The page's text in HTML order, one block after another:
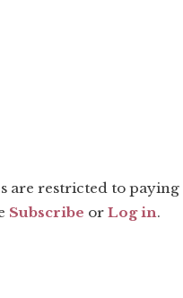
are restricted to paying
Subscribe or Log in.